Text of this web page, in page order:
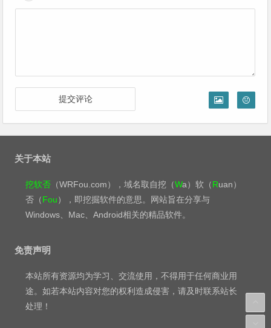
关于本站
挖软否 （WRFou.com），域名取自挖（Wa）软（Ruan）
否（Fou），即挖掘软件的意思。网站旨在分享与
Windows、Mac、Android相关的精品软件。
免责声明
本站所有资源均为学习、交流使用，不得用于任何商业用
途。如若本站内容对您的权利造成侵害，请及时联系站长
处理！